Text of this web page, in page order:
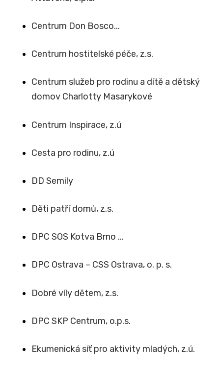
Centrum Don Bosco...
Centrum hostitelské péče, z.s.
Centrum služeb pro rodinu a dítě a dětský
domov Charlotty Masarykové
Centrum Inspirace, z.ú
Cesta pro rodinu, z.ú
DD Semily
Děti patří domů, z.s.
DPC SOS Kotva Brno ...
DPC Ostrava – CSS Ostrava, o. p. s.
Dobré víly dětem, z.s.
DPC SKP Centrum, o.p.s.
Ekumenická síť pro aktivity mladých, z.ú.